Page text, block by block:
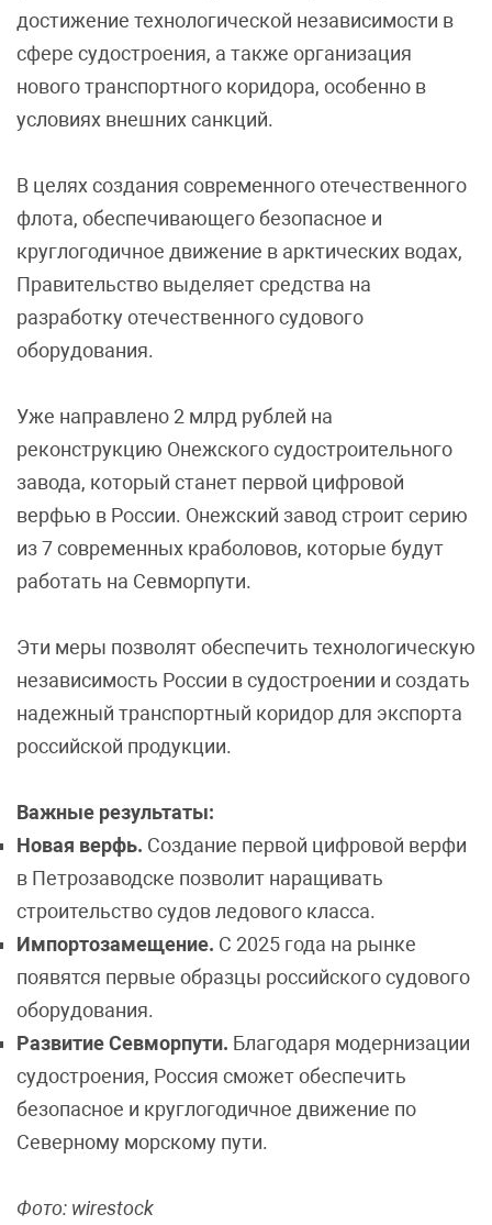
достижение технологической независимости в
сфере судостроения, а также организация
нового транспортного коридора, особенно в
условиях внешних санкций.
В целях создания современного отечественного
флота, обеспечивающего безопасное и
круглогодичное движение в арктических водах,
Правительство выделяет средства на
разработку отечественного судового
оборудования.
Уже направлено 2 млрд рублей на
реконструкцию Онежского судостроительного
завода, который станет первой цифровой
верфью в России. Онежский завод строит серию
из 7 современных краболовов, которые будут
работать на Севморпути.
Эти меры позволят обеспечить технологическую
независимость России в судостроении и создать
надежный транспортный коридор для экспорта
российской продукции.
Важные результаты:
Новая верфь. Создание первой цифровой верфи
в Петрозаводске позволит наращивать
строительство судов ледового класса.
Импортозамещение. С 2025 года на рынке
появятся первые образцы российского судового
оборудования.
Развитие Севморпути. Благодаря модернизации
судостроения, Россия сможет обеспечить
безопасное и круглогодичное движение по
Северному морскому пути.
Фото: wirestock